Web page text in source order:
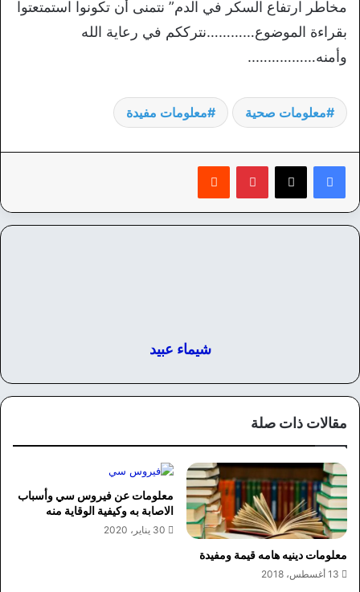
مخاطر ارتفاع السكر في الدم” نتمنى أن تكونوا استمتعتوا
بقراءة الموضوع…………نترككم في رعاية الله
وأمنه……………..
معلومات صحية معلومات مفيدة
بينتيريست
شيماء عبيد
مقالات ذات صلة
معلومات دينيه هامه قيمة ومفيدة
13 أغسطس، 2018
معلومات عن فيروس سي وأسباب
الاصابة به وكيفية الوقاية منه
30 يناير، 2020